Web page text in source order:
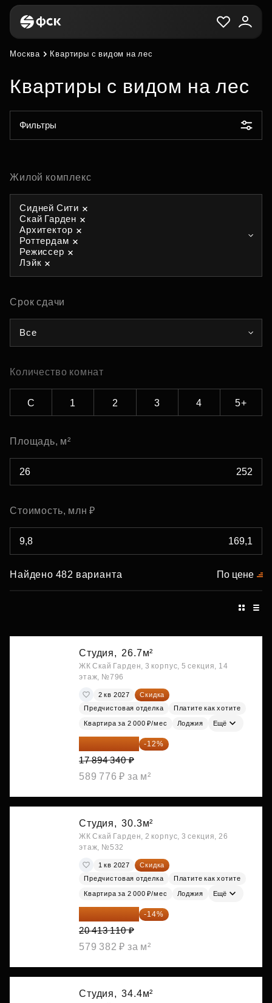
Москва Квартиры с видом на лес
Квартиры с видом на лес
Фильтры
Жилой комплекс
Сидней Сити
Скай Гарден
Архитектор
Роттердам
Режиссер
Лэйк
Срок сдачи
Все
Количество комнат
С 1 2 3 4 5+
Площадь, м²
Стоимость, млн ₽
Найдено 482 варианта По цене
Студия, 26.7м²
ЖК Скай Гарден, 3 корпус, 5 секция, 14
этаж, №796
2 кв 2027
Скидка
Предчистовая отделка
Платите как хотите
Квартира за 2 000 ₽/мес Лоджия Ещё
15 747 019 ₽ -12%
17 894 340 ₽
589 776 ₽ за м²
Студия, 30.3м²
ЖК Скай Гарден, 2 корпус, 3 секция, 26
этаж, №532
1 кв 2027
Скидка
Предчистовая отделка
Платите как хотите
Квартира за 2 000 ₽/мес Лоджия Ещё
17 555 275 ₽ -14%
20 413 110 ₽
579 382 ₽ за м²
Студия, 34.4м²